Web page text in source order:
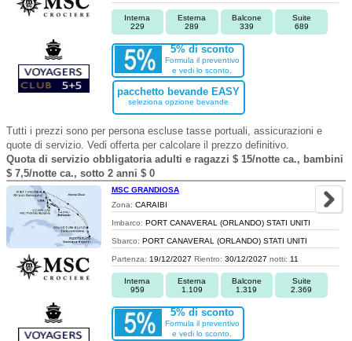
Interna
229
Esterna
289
Balcone
339
Suite
689
5% di sconto
Formula il preventivo
e vedi lo sconto.
pacchetto bevande EASY
seleziona opzione bevande
Tutti i prezzi sono per persona escluse tasse portuali, assicurazioni e
quote di servizio. Vedi offerta per calcolare il prezzo definitivo.
Quota di servizio obbligatoria adulti e ragazzi $ 15/notte ca., bambini
$ 7,5/notte ca., sotto 2 anni $ 0
MSC GRANDIOSA
Zona: CARAIBI
Imbarco: PORT CANAVERAL (ORLANDO) STATI UNITI
Sbarco: PORT CANAVERAL (ORLANDO) STATI UNITI
Partenza: 19/12/2027 Rientro: 30/12/2027 notti: 11
Interna
959
Esterna
1.109
Balcone
1.319
Suite
2.369
5% di sconto
Formula il preventivo
e vedi lo sconto.